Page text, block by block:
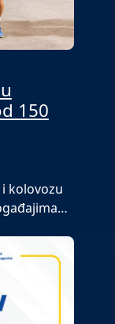
150
kolovozu